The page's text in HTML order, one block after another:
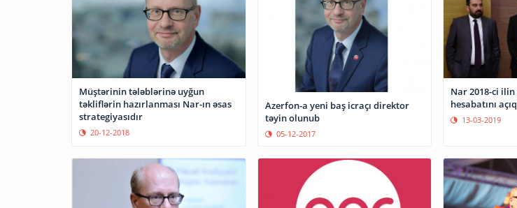
Müştərinin tələblərinə uyğun
təkliflərin hazırlanması Nar-ın əsas
strategiyasıdır
20-12-2018
Azerfon-a​ yeni baş icraçı direktor
təyin olunub
05-12-2017
Nar 2018-ci ilin
hesabatını
13-03-2019